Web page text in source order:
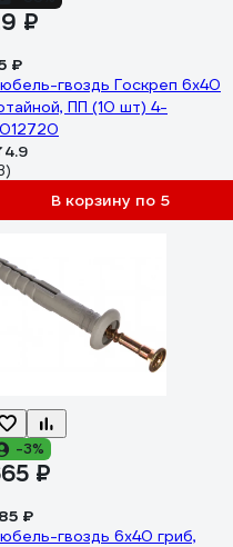
₽
₽
гвоздь Госкреп 6х40
ПП (10 шт) 4-
4.9
В корзину по 5
-3%
₽
₽
гвоздь 6х40 гриб,